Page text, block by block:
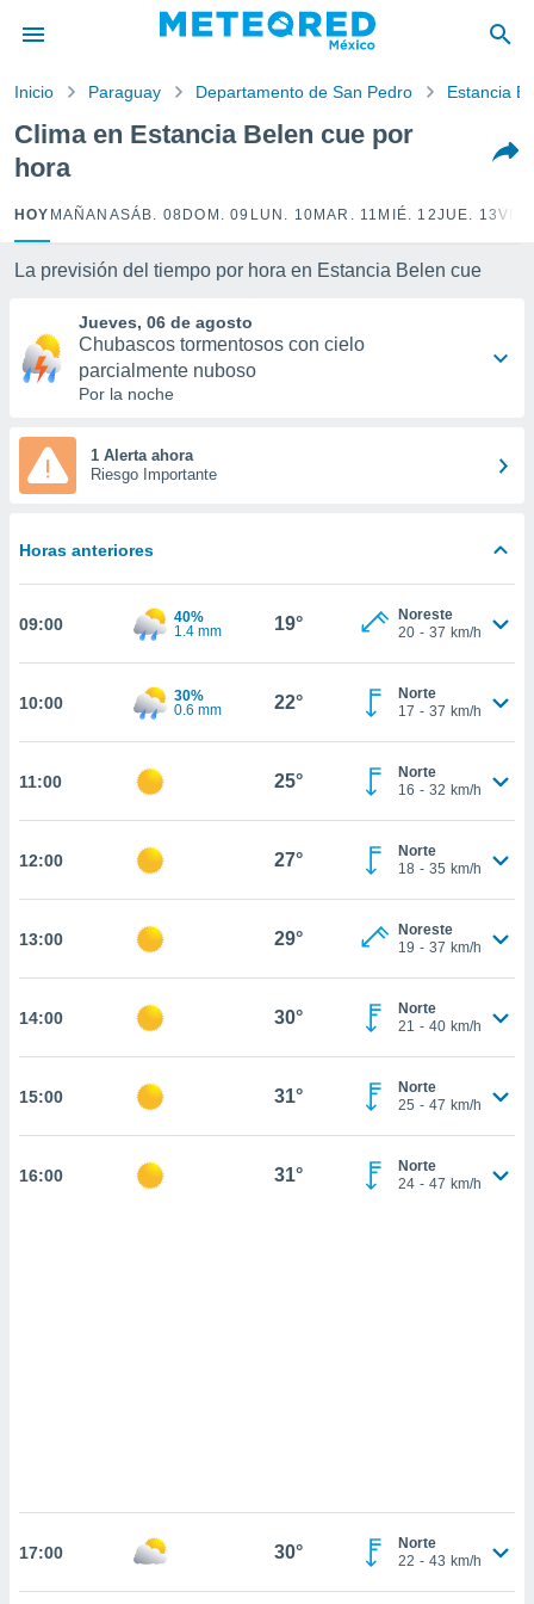
ha sido
para
que se
calidad.
a este
las
y
forma
basada
permite
seguir
a la
todas
y análisis
como
y
en
más
de
sitio
ACEPTAR
CONTINUAR
Inicio Paraguay Departamento de San Pedro Estancia
Clima en Estancia Belen cue por
hora
HOY MAÑANASÁB. 08 DOM. 09 LUN. 10 MAR. 11 MIÉ. 12JUE. 13VIE.
La previsión del tiempo por hora en Estancia Belen cue
Jueves, 06 de agosto
Chubascos tormentosos con cielo
parcialmente nuboso
Por la noche
1 Alerta ahora
Riesgo Importante
Horas anteriores
09:00
40%
1.4 mm
19°
Noreste
20 - 37 km/h
10:00
30%
0.6 mm
22°
Norte
17 - 37 km/h
11:00 25°
Norte
16 - 32 km/h
12:00 27°
Norte
18 - 35 km/h
13:00 29°
Noreste
19 - 37 km/h
14:00 30°
Norte
21 - 40 km/h
15:00 31°
Norte
25 - 47 km/h
16:00 31°
Norte
24 - 47 km/h
17:00 30°
Norte
22 - 43 km/h